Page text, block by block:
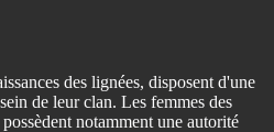
des lignées, disposent d'une
de leur clan. Les femmes des
notamment une autorité